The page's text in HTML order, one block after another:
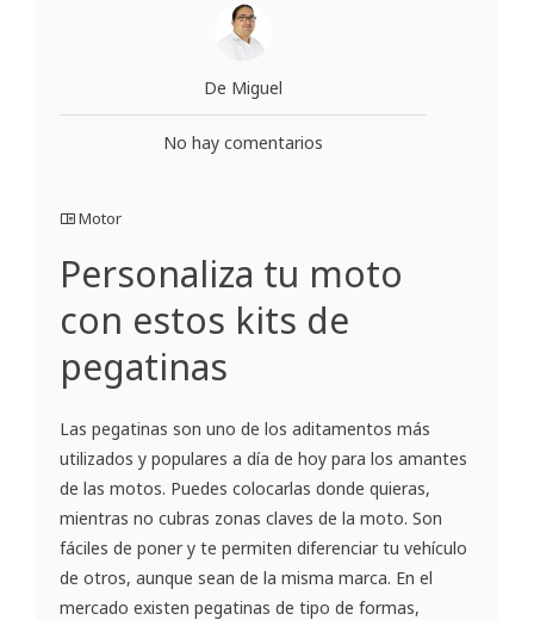
De Miguel
No hay comentarios
Motor
Personaliza tu moto
con estos kits de
pegatinas
Las pegatinas son uno de los aditamentos más
utilizados y populares a día de hoy para los amantes
de las motos. Puedes colocarlas donde quieras,
mientras no cubras zonas claves de la moto. Son
fáciles de poner y te permiten diferenciar tu vehículo
de otros, aunque sean de la misma marca. En el
mercado existen pegatinas de tipo de formas,